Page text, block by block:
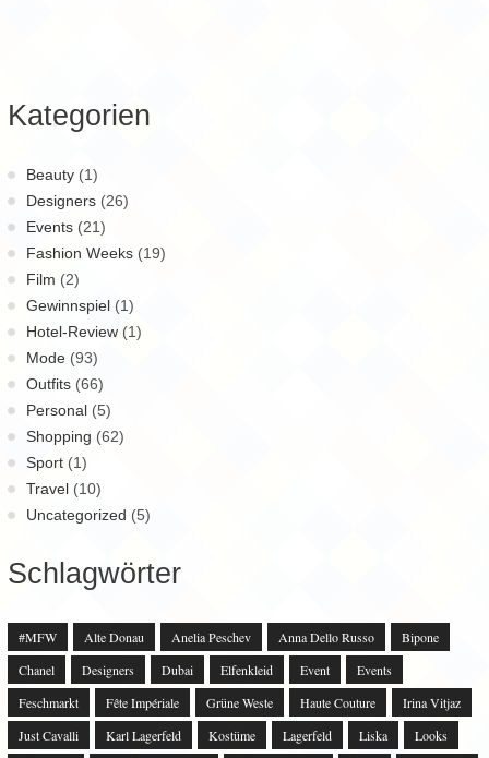
Kategorien
Beauty (1)
Designers (26)
Events (21)
Fashion Weeks (19)
Film (2)
Gewinnspiel (1)
Hotel-Review (1)
Mode (93)
Outfits (66)
Personal (5)
Shopping (62)
Sport (1)
Travel (10)
Uncategorized (5)
Schlagwörter
#MFW Alte Donau Anelia Peschev Anna Dello Russo
Bipone
Chanel
Designers Dubai Elfenkleid Event
Events
Feschmarkt
Fête Impériale Grüne Weste Haute Couture
Irina Vitjaz
Just Cavalli
Karl Lagerfeld Kostüme Lagerfeld Liska Looks